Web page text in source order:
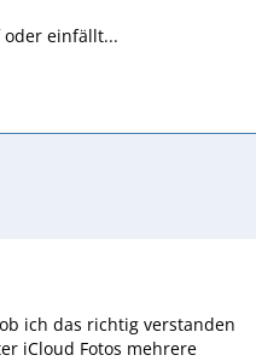
oder einfällt...
ich das richtig verstanden
iCloud Fotos mehrere